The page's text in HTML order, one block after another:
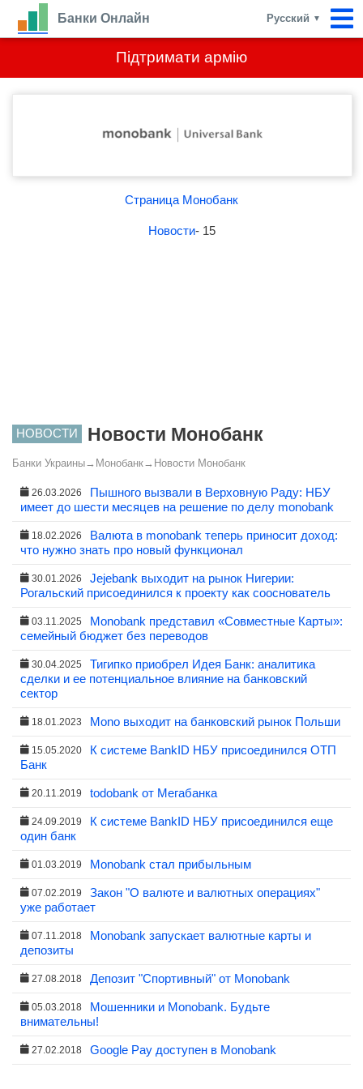
Підтримати армію
Банки Онлайн Русский ▼
Страница Монобанк
Новости- 15
НОВОСТИ Новости Монобанк
Банки Украины→ Монобанк→ Новости Монобанк
26.03.2026
Пышного вызвали в Верховную Раду: НБУ
имеет до шести месяцев на решение по делу monobank
18.02.2026
Валюта в monobank теперь приносит доход:
что нужно знать про новый функционал
30.01.2026
Jejebank выходит на рынок Нигерии:
Рогальский присоединился к проекту как сооснователь
03.11.2025
Monobank представил «Совместные Карты»:
семейный бюджет без переводов
30.04.2025
Тигипко приобрел Идея Банк: аналитика
сделки и ее потенциальное влияние на банковский
сектор
18.01.2023 Mono выходит на банковский рынок Польши
15.05.2020
К системе BankID НБУ присоединился ОТП
Банк
20.11.2019 todobank от Мегабанка
24.09.2019
К системе BankID НБУ присоединился еще
один банк
01.03.2019 Monobank стал прибыльным
07.02.2019
Закон "О валюте и валютных операциях"
уже работает
07.11.2018
Monobank запускает валютные карты и
депозиты
27.08.2018 Депозит "Спортивный" от Monobank
05.03.2018
Мошенники и Monobank. Будьте
внимательны!
27.02.2018 Google Pay доступен в Monobank